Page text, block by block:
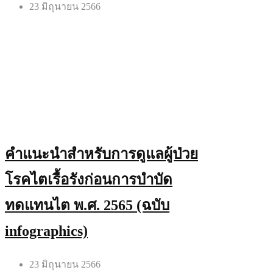
23 มิถุนายน 2566
คำแนะนำสำหรับการดูแลผู้ป่วย
โรคไตเรื้อรังก่อนการบำบัด
ทดแทนไต พ.ศ. 2565 (ฉบับ
infographics)
23 มิถุนายน 2566